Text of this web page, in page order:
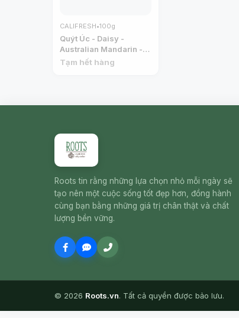
CALIFRESH•100g
Quýt Úc - Daisy -
Australian Mandarin -
CALIFRESH
Tạm hết hàng
Roots tin rằng những lựa chọn nhỏ mỗi ngày sẽ
tạo nên một cuộc sống tốt đẹp hơn, đồng hành
cùng bạn bằng những giá trị chân thật và chất
lượng bền vững.
© 2026 Roots.vn. Tất cả quyền được bảo lưu.